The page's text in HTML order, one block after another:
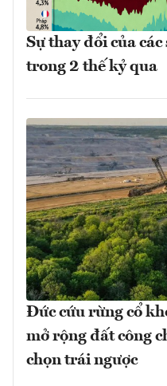
Sự thay đổi của
trong 2 thế kỷ qua
Đức cứu rừng cổ
mở rộng đất công
chọn trái ngược